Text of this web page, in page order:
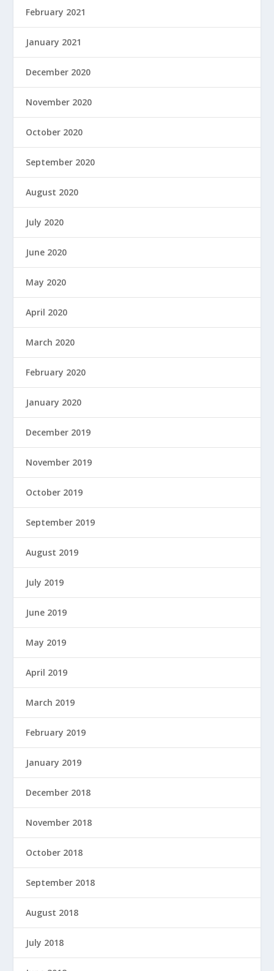
February 2021
January 2021
December 2020
November 2020
October 2020
September 2020
August 2020
July 2020
June 2020
May 2020
April 2020
March 2020
February 2020
January 2020
December 2019
November 2019
October 2019
September 2019
August 2019
July 2019
June 2019
May 2019
April 2019
March 2019
February 2019
January 2019
December 2018
November 2018
October 2018
September 2018
August 2018
July 2018